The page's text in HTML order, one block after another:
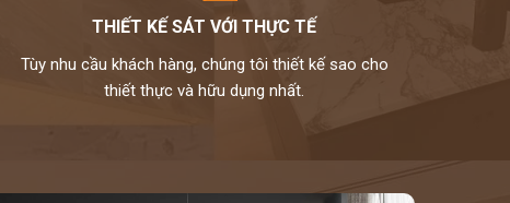
THIẾT KẾ SÁT VỚI THỰC TẾ
Tùy nhu cầu khách hàng, chúng tôi thiết kế sao cho
thiết thực và hữu dụng nhất.